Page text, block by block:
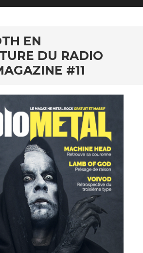
EN
DU RADIO
#11